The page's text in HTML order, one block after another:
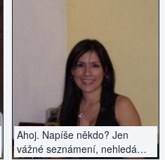
Ahoj. Napíše někdo? Jen
vážné seznámení, nehledám
ZOBRAZIT INZERÁT